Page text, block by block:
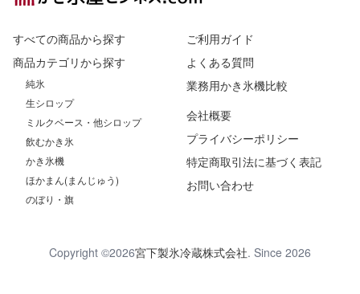
すべての商品から探す
商品カテゴリから探す
純氷
生シロップ
ミルクベース・他シロップ
飲むかき氷
かき氷機
ほかまん(まんじゅう)
のぼり・旗
ご利用ガイド
よくある質問
業務用かき氷機比較
会社概要
プライバシーポリシー
特定商取引法に基づく表記
お問い合わせ
Copyright ©2026宮下製氷冷蔵株式会社. Since 2026